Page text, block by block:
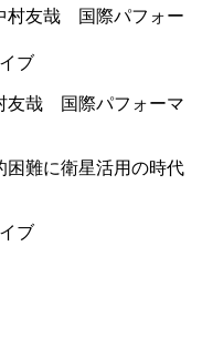
ブ
友哉 国際パフォーマ
困難に衛星活用の時代
ブ